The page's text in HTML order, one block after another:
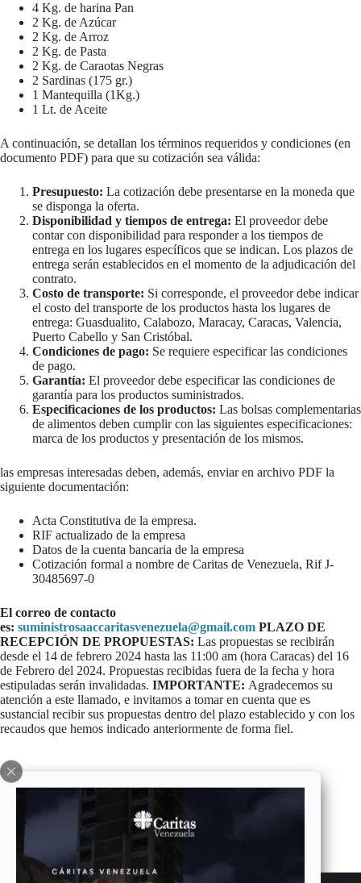
4 Kg. de harina Pan
2 Kg. de Azúcar
2 Kg. de Arroz
2 Kg. de Pasta
2 Kg. de Caraotas Negras
2 Sardinas (175 gr.)
1 Mantequilla (1Kg.)
1 Lt. de Aceite
A continuación, se detallan los términos requeridos y condiciones (en
documento PDF) para que su cotización sea válida:
Presupuesto: La cotización debe presentarse en la moneda que
se disponga la oferta.
Disponibilidad y tiempos de entrega: El proveedor debe
contar con disponibilidad para responder a los tiempos de
entrega en los lugares específicos que se indican. Los plazos de
entrega serán establecidos en el momento de la adjudicación del
contrato.
Costo de transporte: Si corresponde, el proveedor debe indicar
el costo del transporte de los productos hasta los lugares de
entrega: Guasdualito, Calabozo, Maracay, Caracas, Valencia,
Puerto Cabello y San Cristóbal.
Condiciones de pago: Se requiere especificar las condiciones
de pago.
Garantía: El proveedor debe especificar las condiciones de
garantía para los productos suministrados.
Especificaciones de los productos: Las bolsas complementarias
de alimentos deben cumplir con las siguientes especificaciones:
marca de los productos y presentación de los mismos.
las empresas interesadas deben, además, enviar en archivo PDF la
siguiente documentación:
Acta Constitutiva de la empresa.
RIF actualizado de la empresa
Datos de la cuenta bancaria de la empresa
Cotización formal a nombre de Caritas de Venezuela, Rif J-
30485697-0
El correo de contacto
es: suministrosaaccaritasvenezuela@gmail.com PLAZO DE
RECEPCIÓN DE PROPUESTAS: Las propuestas se recibirán
desde el 14 de febrero 2024 hasta las 11:00 am (hora Caracas) del 16
de Febrero del 2024. Propuestas recibidas fuera de la fecha y hora
estipuladas serán invalidadas. IMPORTANTE: Agradecemos su
atención a este llamado, e invitamos a tomar en cuenta que es
sustancial recibir sus propuestas dentro del plazo establecido y con los
recaudos que hemos indicado anteriormente de forma fiel.
ANTERIOR